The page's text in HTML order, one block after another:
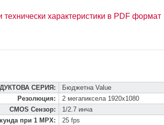
характеристики в PDF формат
СЕРИЯ:
Бюджетна Value
Резолюция:
2 мегапиксела 1920x1080
CMOS Сензор:
1/2.7 инча
при 1 MPX:
25 fps